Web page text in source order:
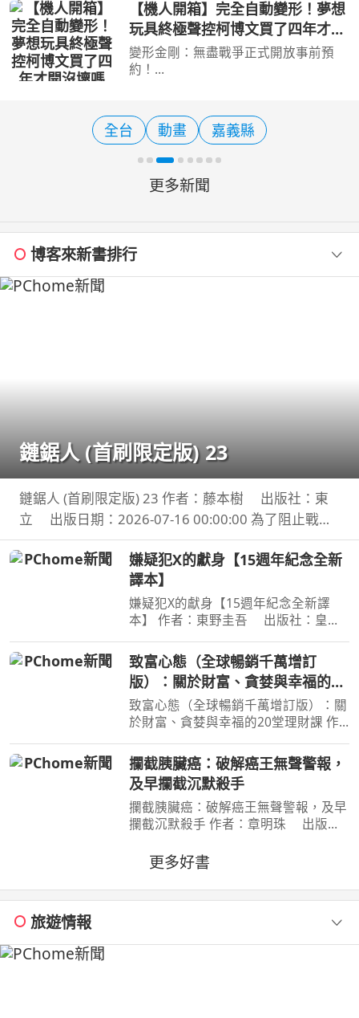
子旅遊新亮點，走訪白蘭氏健康博物
館、台灣玻璃館，再一路
【機人開箱】完全自動變形！夢想
玩具終極聲控柯博文買了四年才開
沒壞嗎Mr.Joe Hobby.tv - 密斯特
喬
變形金剛：無盡戰爭正式開放事前預
約！
前預約，就有機會抽中超狂大獎！ 樂
森聲控柯博文收藏級模型 價值約
US699！約新台幣 2 萬
全台 動畫 嘉義縣
更多新聞
博客來新書排行
鏈鋸人 (首刷限定版) 23
鏈鋸人 (首刷限定版) 23 作者：藤本樹 出版社：東
立 出版日期：2026-07-16 00:00:00 為了阻止戰爭
惡魔盤算的恐怖計畫，小死要求淀治出手相助，與此
同時想消除死之惡魔的公安也企圖與淀治接觸。夾在
嫌疑犯X的獻身【15週年紀念全新
譯本】
嫌疑犯X的獻身【15週年紀念全新譯
本】 作者：東野圭吾 出版社：皇冠
00:00:00 有一種愛情，永遠不會說出
「我愛妳」， 卻比任何關係都更刻骨
銘心…… 東野圭吾：在本格推理的
致富心態（全球暢銷千萬增訂
版）：關於財富、貪婪與幸福的20
堂理財課
致富心態（全球暢銷千萬增訂版）：關
於財富、貪婪與幸福的20堂理財課 作
文 林俊宏 出版社：天下文化出版社
出版日期：2026-02-02 00:00:00 特
別收錄２篇彩蛋加碼
攔截胰臟癌：破解癌王無聲警報，
及早攔截沉默殺手
攔截胰臟癌：破解癌王無聲警報，及早
攔截沉默殺手 作者：章明珠 出版
04 00:00:00 定期健檢正常，為何仍得
胰臟癌？ 台大權威醫師25年篩檢實
證， 鎖定胰臟癌關鍵1公分，
更多好書
旅遊情報